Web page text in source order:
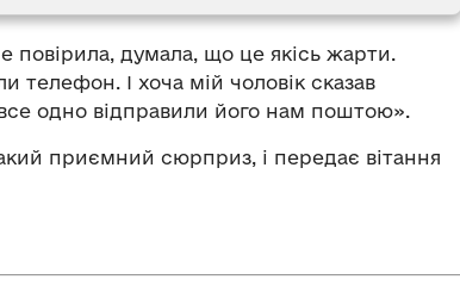
повірила, думала, що це якісь жарти.
телефон. І хоча мій чоловік сказав
одно відправили його нам поштою».
приємний сюрприз, і передає вітання